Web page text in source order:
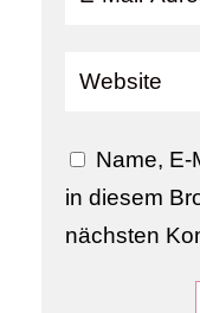
Name, E-
in diesem
nächsten